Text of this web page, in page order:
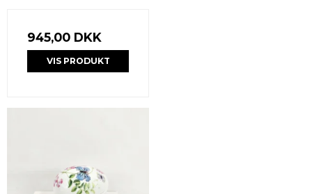
945,00 DKK
VIS PRODUKT